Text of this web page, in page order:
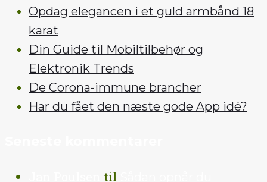
Opdag elegancen i et guld armbånd 18
karat
Din Guide til Mobiltilbehør og
Elektronik Trends
De Corona-immune brancher
Har du fået den næste gode App idé?
til